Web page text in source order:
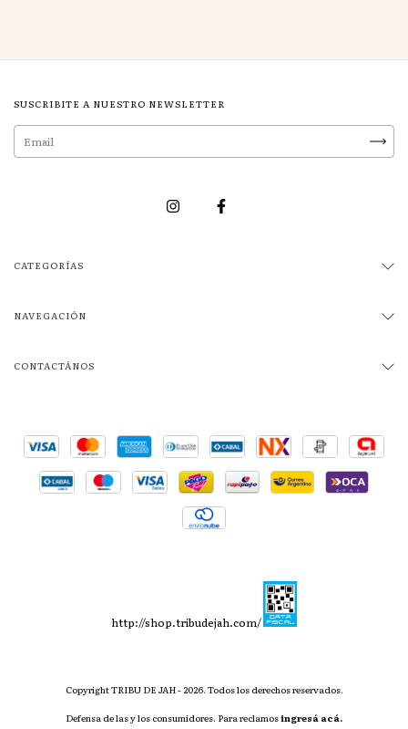
SUSCRIBITE A NUESTRO NEWSLETTER
CATEGORÍAS
NAVEGACIÓN
CONTACTÁNOS
http://shop.tribudejah.com/
Copyright TRIBU DE JAH - 2026. Todos los derechos reservados.
Defensa de las y los consumidores. Para reclamosingresá acá.